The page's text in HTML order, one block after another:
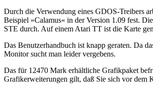
Durch die Verwendung eines GDOS-Treibers
Beispiel »Calamus« in der Version 1.09 fest.
STE durch. Auf einem Atari TT ist die Karte
Das Benutzerhandbuch ist knapp geraten. Da
Monitor sucht man leider vergebens.
Das für 12470 Mark erhältliche Grafikpaket
Grafikerweiterungen gilt, daß Sie sich vor dem